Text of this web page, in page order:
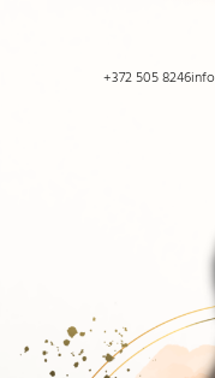
+372 505 8246